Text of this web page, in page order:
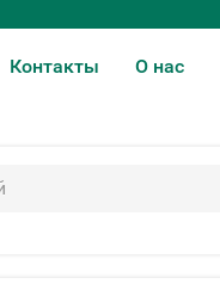
Контакты О нас